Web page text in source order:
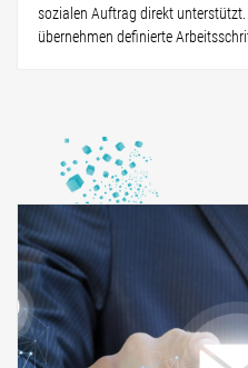
sozialen Auftrag direkt
übernehmen definierte